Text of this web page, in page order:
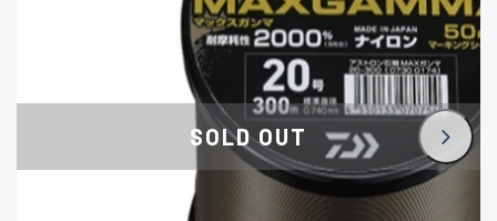
この条件で検索する
かなり使用感があり、全体的に
目立つ傷が多い品
D
著しく状態が悪いが使用はでき
るもの、改造品も含む
SOLD OUT